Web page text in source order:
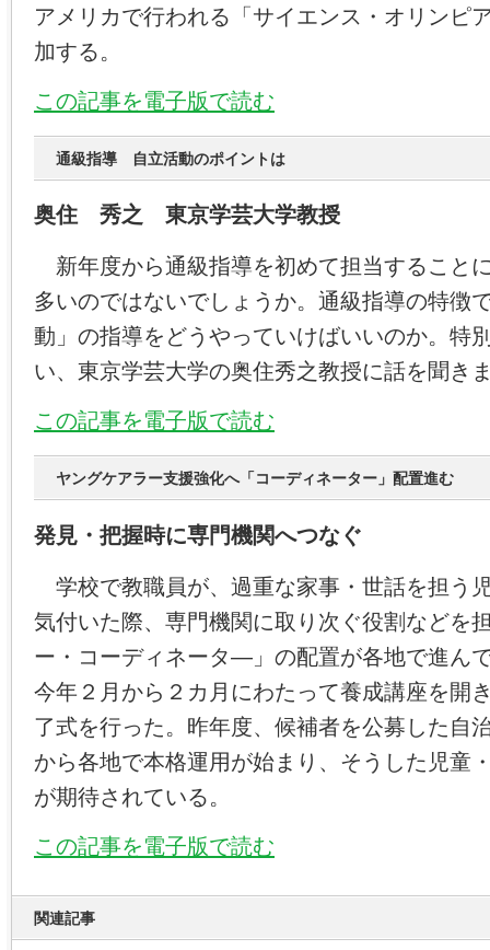
アメリカで行われる「サイエンス・オリンピ
加する。
この記事を電子版で読む
通級指導 自立活動のポイントは
奥住 秀之 東京学芸大学教授
新年度から通級指導を初めて担当すること
多いのではないでしょうか。通級指導の特徴
動」の指導をどうやっていけばいいのか。特
い、東京学芸大学の奥住秀之教授に話を聞き
この記事を電子版で読む
ヤングケアラー支援強化へ「コーディネーター」配置進む
発見・把握時に専門機関へつなぐ
学校で教職員が、過重な家事・世話を担う
気付いた際、専門機関に取り次ぐ役割などを
ー・コーディネータ―」の配置が各地で進ん
今年２月から２カ月にわたって養成講座を開
了式を行った。昨年度、候補者を公募した自
から各地で本格運用が始まり、そうした児童
が期待されている。
この記事を電子版で読む
関連記事